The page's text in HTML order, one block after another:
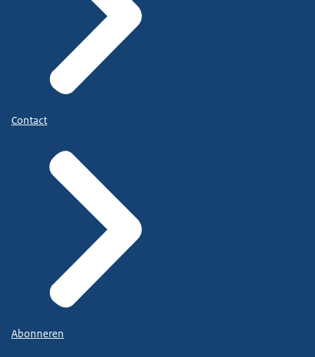
Contact
Abonneren